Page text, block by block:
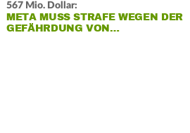
567 Mio. Dollar:
META MUSS STRAFE WEGEN DER
GEFÄHRDUNG VON…